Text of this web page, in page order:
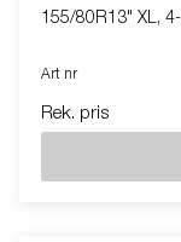
155/80R13" XL,
Art nr
Rek. pris